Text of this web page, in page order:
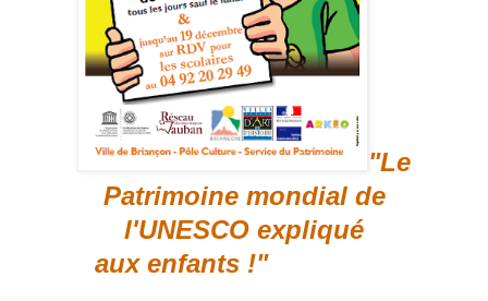
"Le
Patrimoine mondial de
l'UNESCO expliqué
aux enfants !"